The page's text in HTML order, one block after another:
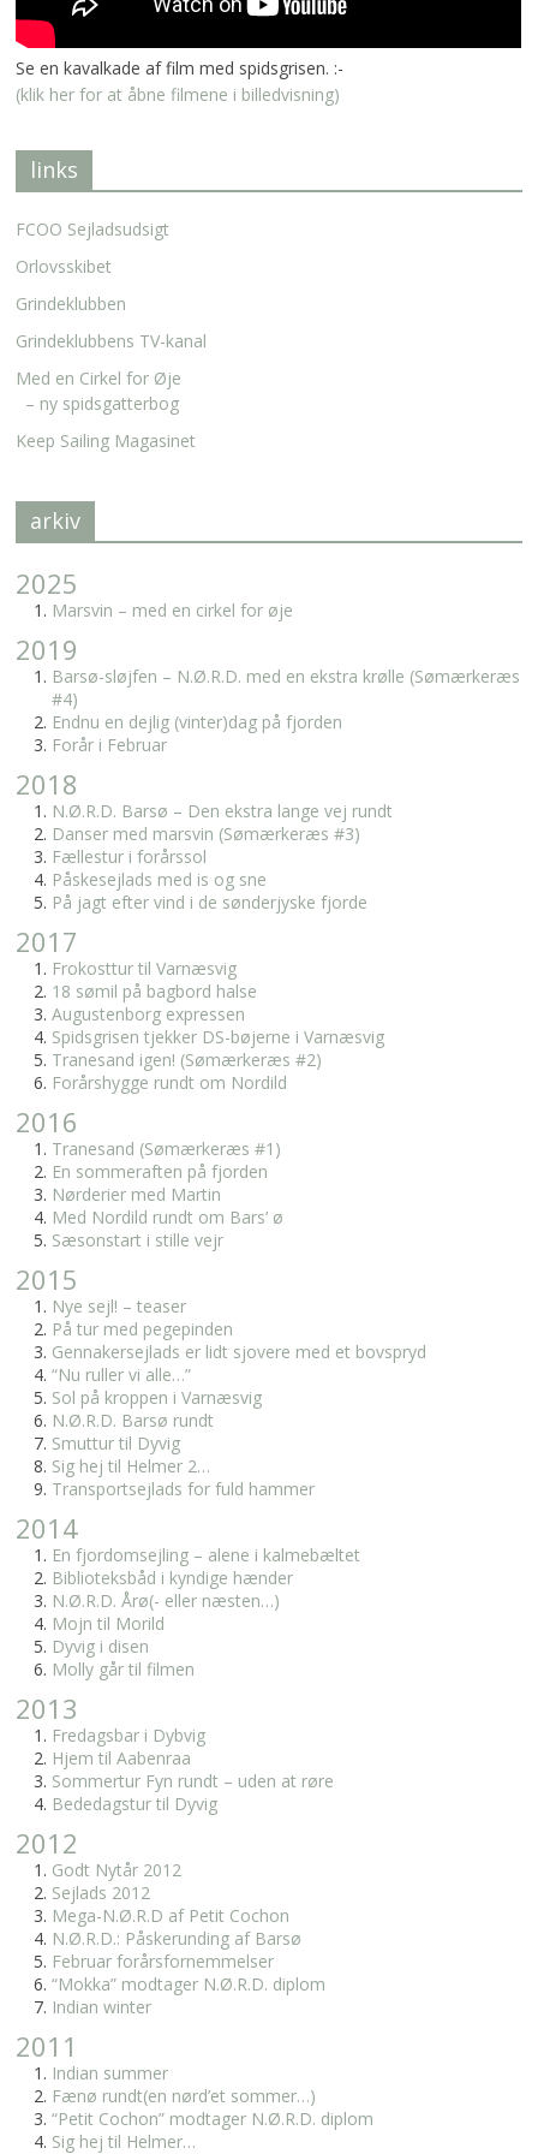
Se en kavalkade af film med spidsgrisen. :-
(klik her for at åbne filmene i billedvisning)
links
FCOO Sejladsudsigt
Orlovsskibet
Grindeklubben
Grindeklubbens TV-kanal
Med en Cirkel for Øje
– ny spidsgatterbog
Keep Sailing Magasinet
arkiv
2025
Marsvin – med en cirkel for øje
2019
Barsø-sløjfen – N.Ø.R.D. med en ekstra krølle (Sømærkeræs
#4)
Endnu en dejlig (vinter)dag på fjorden
Forår i Februar
2018
N.Ø.R.D. Barsø – Den ekstra lange vej rundt
Danser med marsvin (Sømærkeræs #3)
Fællestur i forårssol
Påskesejlads med is og sne
På jagt efter vind i de sønderjyske fjorde
2017
Frokosttur til Varnæsvig
18 sømil på bagbord halse
Augustenborg expressen
Spidsgrisen tjekker DS-bøjerne i Varnæsvig
Tranesand igen! (Sømærkeræs #2)
Forårshygge rundt om Nordild
2016
Tranesand (Sømærkeræs #1)
En sommeraften på fjorden
Nørderier med Martin
Med Nordild rundt om Bars’ ø
Sæsonstart i stille vejr
2015
Nye sejl! – teaser
På tur med pegepinden
Gennakersejlads er lidt sjovere med et bovspryd
“Nu ruller vi alle…”
Sol på kroppen i Varnæsvig
N.Ø.R.D. Barsø rundt
Smuttur til Dyvig
Sig hej til Helmer 2…
Transportsejlads for fuld hammer
2014
En fjordomsejling – alene i kalmebæltet
Biblioteksbåd i kyndige hænder
N.Ø.R.D. Årø(- eller næsten…)
Mojn til Morild
Dyvig i disen
Molly går til filmen
2013
Fredagsbar i Dybvig
Hjem til Aabenraa
Sommertur Fyn rundt – uden at røre
Bededagstur til Dyvig
2012
Godt Nytår 2012
Sejlads 2012
Mega-N.Ø.R.D af Petit Cochon
N.Ø.R.D.: Påskerunding af Barsø
Februar forårsfornemmelser
“Mokka” modtager N.Ø.R.D. diplom
Indian winter
2011
Indian summer
Fænø rundt(en nørd’et sommer…)
“Petit Cochon” modtager N.Ø.R.D. diplom
Sig hej til Helmer…